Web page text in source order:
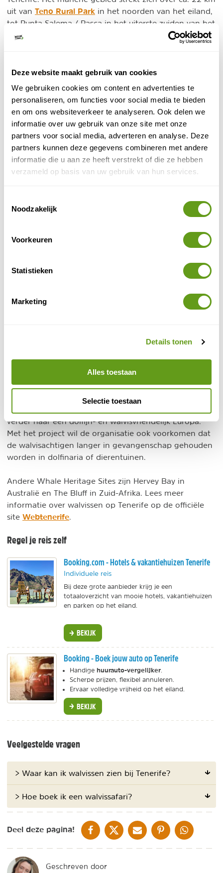
Deze website maakt gebruik van cookies
We gebruiken cookies om content en advertenties te
personaliseren, om functies voor social media te bieden
en om ons websiteverkeer te analyseren. Ook delen we
informatie over uw gebruik van onze site met onze
partners voor social media, adverteren en analyse. Deze
partners kunnen deze gegevens combineren met andere
informatie die u aan ze heeft verstrekt of die ze hebben
verzameld op basis van uw gebruik van hun services.
Noodzakelijk
Voorkeuren
Statistieken
Marketing
Details tonen
Alles toestaan
Selectie toestaan
uit van Teno Rural Park in het noorden van het eiland,
tot Punta Salema / Rasca in het uiterste zuiden van het
eiland.
Waarom je bij het Canarische eiland verantwoord
walvissen en dolfijnen kan spotten? Om deze titel te
krijgen, dient een bestemming aan een reeks criteria te
voldoen, waarmee ze kunnen aantonen dat ze
duurzaamheid voorop stellen en zich inzetten voor het
behoud en bescherming van walvisachtigen.
Interacties met walvissen worden door onderzoekers
geregistreerd. Spanje, en Tenerife in het bijzonder,
Het mariene gebied tussen La Gomera en Tenerife is al
jaren een populaire bestemming voor boottochten
waarbij je dolfijnen, walvissen en andere zeedieren
verder naar een dolfijn- en walvisvriendelijk Europa.
Met het project wil de organisatie ook voorkomen dat
de walvisachtigen langer in gevangenschap gehouden
worden in dolfinaria of dierentuinen.
Andere Whale Heritage Sites zijn Hervey Bay in
Australië en The Bluff in Zuid-Afrika. Lees meer
informatie over walvissen op Tenerife op de officiële
site Webtenerife.
Regel je reis zelf
Booking.com - Hotels & vakantiehuizen Tenerife
Individuele reis
Bij deze grote aanbieder krijg je een
totaaloverzicht van mooie hotels, vakantiehuizen
en parken op het eiland.
BEKIJK
Booking - Boek jouw auto op Tenerife
Handige huurauto-vergelijker
Scherpe prijzen, flexibel annuleren.
Ervaar volledige vrijheid op het eiland.
BEKIJK
Veelgestelde vragen
> Waar kan ik walvissen zien bij Tenerife?
> Hoe boek ik een walvissafari?
Deel deze pagina! DELEN OP FACEBOOK
DELEN OP XDELEN VIA DE MAIL
DELEN OP PINTEREST
DELEN OP
Geschreven door